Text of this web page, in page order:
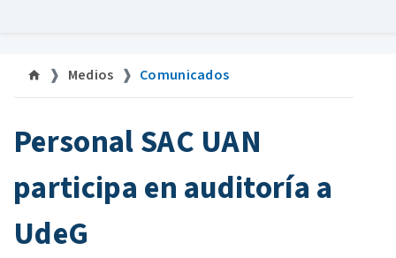
Medios Comunicados
Personal SAC UAN
participa en auditoría a
UdeG